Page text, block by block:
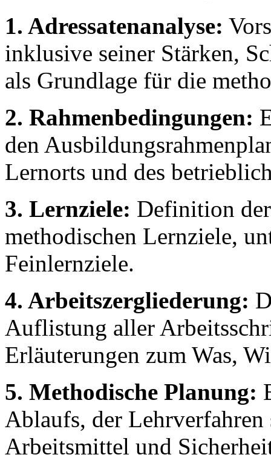
1. Adressatenanalyse:
inklusive seiner Stärken,
als Grundlage für die
2. Rahmenbedingungen:
den
Lernorts und des
3. Lernziele: Definition
methodischen Lernziele,
Feinlernziele.
4. Arbeitszergliederung:
Auflistung aller
Erläuterungen zum Was,
5. Methodische Planung:
Ablaufs, der
Arbeitsmittel und